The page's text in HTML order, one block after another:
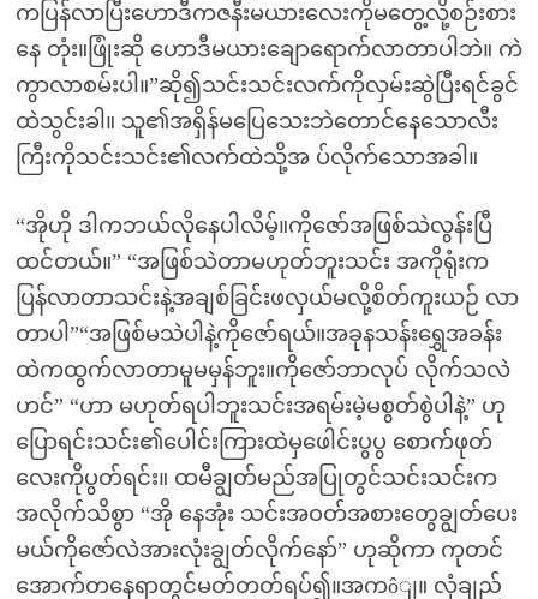
ကပြန်လာပြီးဟောဒီကဇနီးမယားလေးကိုမတွေ့လို့စဉ်းစား
နေ တုံး။ဖြုံးဆို ဟောဒီမယားချောရောက်လာတာပါဘဲ။ ကဲ
ကွာလာစမ်းပါ။”ဆို၍သင်းသင်းလက်ကိုလှမ်းဆွဲပြီးရင်ခွင်
ထဲသွင်းခါ။ သူ၏အရှိန်မပြေသေးဘဲတောင်နေသောလီး
ကြီးကိုသင်းသင်း၏လက်ထဲသို့အ ပ်လိုက်သောအခါ။
“အိုဟို ဒါကဘယ်လိုနေပါလိမ့်။ကိုဇော်အဖြစ်သဲလွန်းပြီ
ထင်တယ်။” “အဖြစ်သဲတာမဟုတ်ဘူးသင်း အကိုရုံးက
ပြန်လာတာသင်းနဲ့အချစ်ခြင်းဖလှယ်မလို့စိတ်ကူးယဉ် လာ
တာပါ”“အဖြစ်မသဲပါနဲ့ကိုဇော်ရယ်။အခုနသန်းရွှေအခန်း
ထဲကထွက်လာတာမူမမှန်ဘူး။ကိုဇော်ဘာလုပ် လိုက်သလဲ
ဟင်” “ဟာ မဟုတ်ရပါဘူးသင်းအရမ်းမဲ့မစွတ်စွဲပါနဲ့” ဟု
ပြောရင်းသင်း၏ပေါင်းကြားထဲမှဖေါင်းပွပွ စောက်ဖုတ်
လေးကိုပွတ်ရင်း။ ထမီချွတ်မည်အပြုတွင်သင်းသင်းက
အလိုက်သိစွာ “အို နေအုံး သင်းအဝတ်အစားတွေချွတ်ပေး
မယ်ကိုဇော်လဲအားလုံးချွတ်လိုက်နော်” ဟုဆိုကာ ကုတင်
အောက်တနေရာတွင်မတ်တတ်ရပ်၍။အကôျ။ လုံချည်